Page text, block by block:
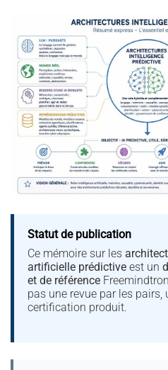
Statut de publication
Ce mémoire sur les
artificielle prédictive est un
et de référence
pas une revue par les
certification produit.